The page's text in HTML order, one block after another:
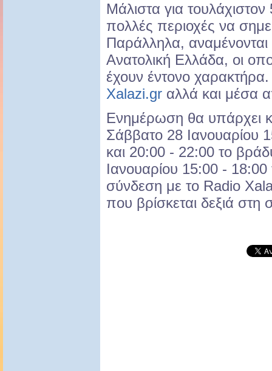
Μάλιστα για
πολλές περιοχές να
Παράλληλα, αναμένονται
Ανατολική Ελλάδα, οι
έχουν έντονο
Χalazi.gr αλλά και μέσα
Eνημέρωση θα υπάρχει
Σάββατο 28 Ιανουαρίου
και 20:00 - 22:00 το
Ιανουαρίου 15:00 -
σύνδεση με το Radio
που βρίσκεται δεξιά στη